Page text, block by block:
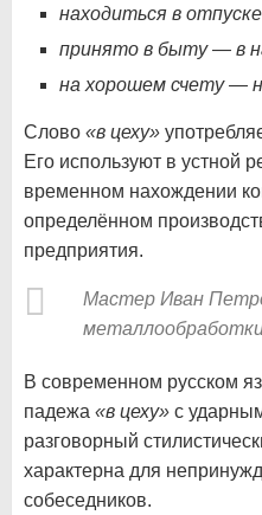
находиться в
принято в быту — в
на хорошем счету —
Слово «в цеху»
Его используют в устной
временном нахождении
определённом
предприятия.
Мастер Иван
В современном русском
падежа «в цеху» с
разговорный
характерна для
собеседников.